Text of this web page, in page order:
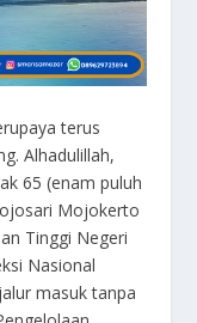
terus
Alhadulillah,
65 (enam puluh
Mojokerto
Tinggi Negeri
Nasional
jalur masuk tanpa